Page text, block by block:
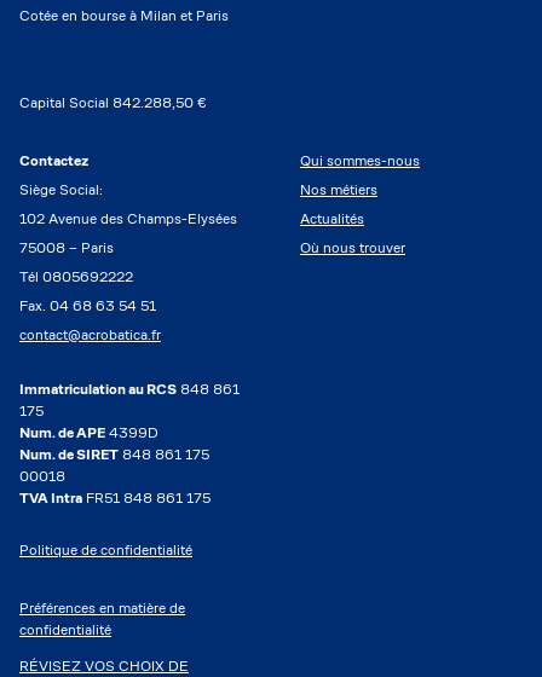
Cotée en bourse à Milan et Paris
Capital Social 842.288,50 €
Contactez
Siège Social:
102 Avenue des Champs-Elysées
75008 – Paris
Tél 0805692222
Fax. 04 68 63 54 51
contact@acrobatica.fr
Qui sommes-nous
Nos métiers
Actualités
Où nous trouver
Immatriculation au RCS 848 861
175
Num. de APE 4399D
Num. de SIRET 848 861 175
00018
TVA Intra FR51 848 861 175
Politique de confidentialité
Préférences en matière de
confidentialité
RÉVISEZ VOS CHOIX DE